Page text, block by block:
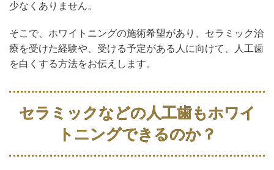
少なくありません。
そこで、ホワイトニングの施術希望があり、セラミック治
療を受けた経験や、受ける予定がある人に向けて、人工歯
を白くする方法をお伝えします。
セラミックなどの人工歯もホワイ
トニングできるのか？